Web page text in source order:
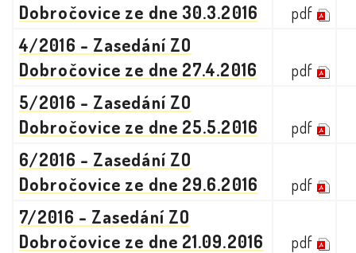
Dobročovice ze dne 30.3.2016
pdf
4/2016 - Zasedání ZO
Dobročovice ze dne 27.4.2016
pdf
5/2016 - Zasedání ZO
Dobročovice ze dne 25.5.2016
pdf
6/2016 - Zasedání ZO
Dobročovice ze dne 29.6.2016
pdf
7/2016 - Zasedání ZO
Dobročovice ze dne 21.09.2016
pdf